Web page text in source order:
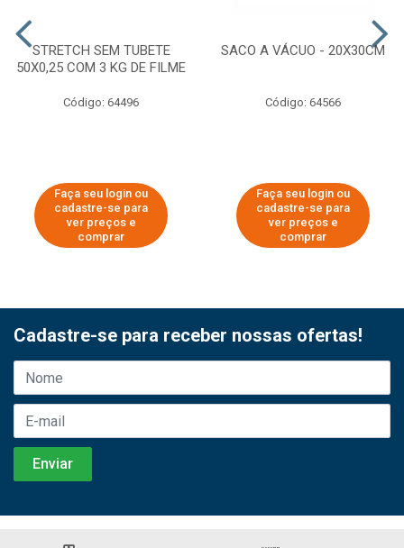
STRETCH SEM TUBETE
50X0,25 COM 3 KG DE FILME
Código: 64496
Faça seu login ou
cadastre-se para
ver preços e
comprar
SACO A VÁCUO - 20X30CM
Código: 64566
Faça seu login ou
cadastre-se para
ver preços e
comprar
Cadastre-se para receber nossas ofertas!